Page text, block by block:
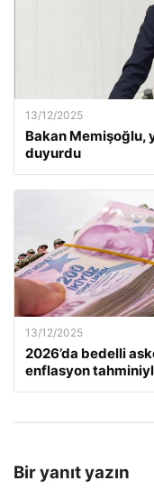
13/12/2025
Bakan Memişoğlu,
duyurdu
13/12/2025
2026’da bedelli
enflasyon
Bir yanıt yazın